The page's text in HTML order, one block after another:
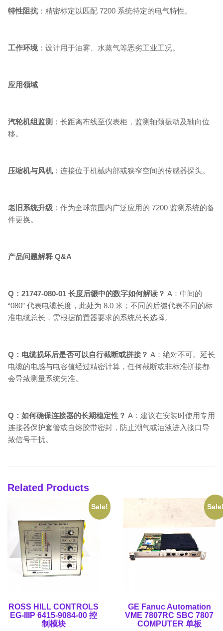
特性阻抗：精密标定以匹配 7200 系统特定的电气特性。
工作环境：设计用于油雾、水蒸气等恶劣工业工况。
应用领域
汽轮机组监测 ：长距离布线至仪表柜，监测轴颈振动及轴向位
移。
压缩机与风机：连接位于机械内部或狭窄空间的传感器探头。
老旧系统升级 ：作为全球范围内广泛应用的 7200 监测系统的备
件更换。
产品问题解释 Q&A
Q：21747-080-01 长度后缀中的数字如何解读？ A：中间的
“080” 代表电缆长度，此处为 8.0 米；不同的后缀代表不同的标
准电缆总长，需根据前置器要求的系统总长选择。
Q：电缆损坏后是否可以自行截断或拼接？ A：绝对不可。延长
电缆的电感与电容值经过精密计算，任何截断或非标准拼接都
会导致测量系统失准。
Q：如何确保连接器的长期稳定性？ A：建议在安装时使用专用
连接器保护套管或自熔胶带密封，防止潮气或油液进入接口导
致信号干扰。
Related Products
Sale!
ROSS HILL CONTROLS
EG-IIIP 6415-9084-00 控
制模块
GE Fanuc Automation
VME 7807RC SBC 7807
COMPUTER 单板